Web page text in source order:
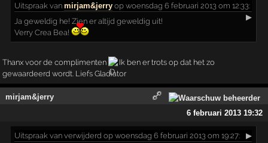
Uitspraak vanmirjam&jerry op woensdag 6 februari 2013 om 12:33:
▶
Ja geweldig he! Zien er altijd geweldig uit!
Verry Crea Bea!
Thanx voor de complimenten
Ik ben er trots op dat het zo
gewaardeerd wordt. Liefs Gladiator
mirjam&jerry
6 februari 2013 19:32
Uitspraak van verwijderd op woensdag 6 februari 2013 om 19:27:
▶